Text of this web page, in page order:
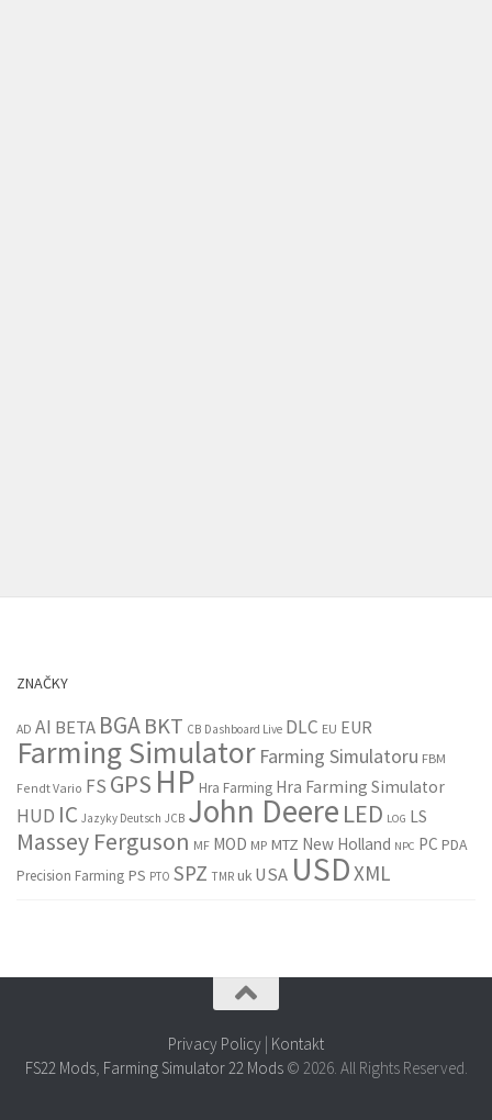
ZNAČKY
AD AI BETA BGABKT CB Dashboard Live DLC EU EUR
Farming Simulator Farming Simulatoru FBM
Fendt Vario FS GPS HP Hra Farming Hra Farming Simulator
HUD IC Jazyky Deutsch JCB John Deere LED LOG LS
Massey Ferguson MF MOD MP MTZ New Holland NPC PC PDA
Precision Farming PS PTO SPZ TMR uk USA USDXML
Privacy Policy Kontakt
FS22 Mods, Farming Simulator 22 Mods© 2026. All Rights Reserved.